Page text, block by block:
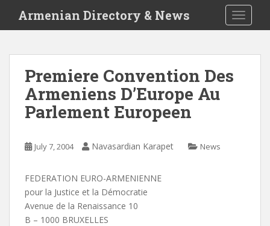
i
Armenian Directory & News
Premiere Convention Des
Armeniens D’Europe Au
Parlement Europeen
July 7, 2004 Navasardian Karapet News
FEDERATION EURO-ARMENIENNE
pour la Justice et la Démocratie
Avenue de la Renaissance 10
B – 1000 BRUXELLES